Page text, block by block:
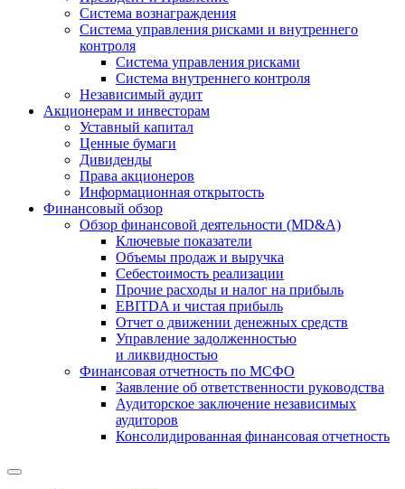
Система вознаграждения
Система управления рисками и внутреннего
контроля
Система управления рисками
Система внутреннего контроля
Независимый аудит
Акционерам и инвесторам
Уставный капитал
Ценные бумаги
Дивиденды
Права акционеров
Информационная открытость
Финансовый обзор
Обзор финансовой деятельности (MD&A)
Ключевые показатели
Объемы продаж и выручка
Себестоимость реализации
Прочие расходы и налог на прибыль
EBITDA и чистая прибыль
Отчет о движении денежных средств
Управление задолженностью
и ликвидностью
Финансовая отчетность по МСФО
Заявление об ответственности руководства
Аудиторское заключение независимых
аудиторов
Консолидированная финансовая отчетность